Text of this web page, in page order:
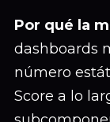
Por qué la
dashboards
número
Score a lo